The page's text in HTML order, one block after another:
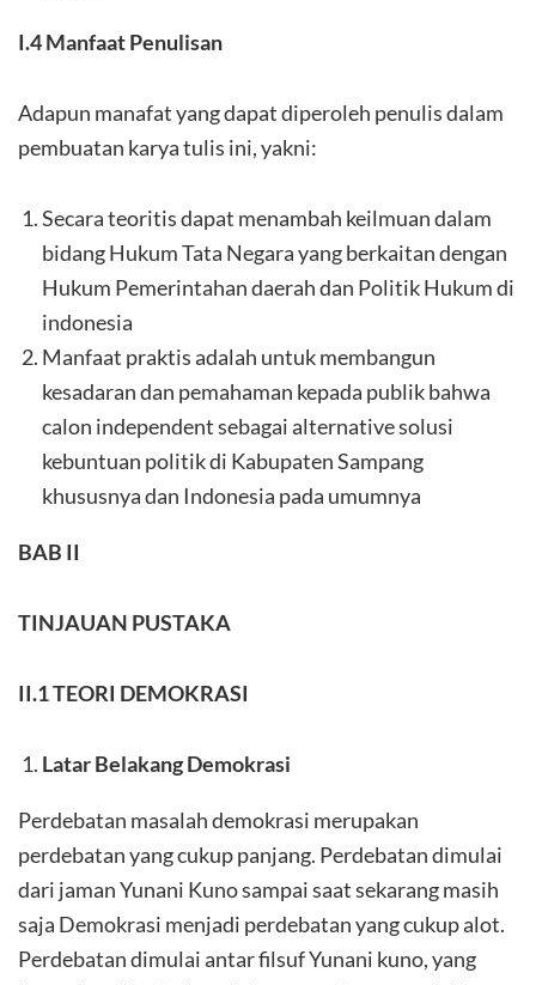
I.4 Manfaat Penulisan
Adapun manafat yang dapat diperoleh penulis dalam
pembuatan karya tulis ini, yakni:
Secara teoritis dapat menambah keilmuan dalam
bidang Hukum Tata Negara yang berkaitan dengan
Hukum Pemerintahan daerah dan Politik Hukum di
indonesia
Manfaat praktis adalah untuk membangun
kesadaran dan pemahaman kepada publik bahwa
calon independent sebagai alternative solusi
kebuntuan politik di Kabupaten Sampang
khususnya dan Indonesia pada umumnya
BAB II
TINJAUAN PUSTAKA
II.1 TEORI DEMOKRASI
Latar Belakang Demokrasi
Perdebatan masalah demokrasi merupakan
perdebatan yang cukup panjang. Perdebatan dimulai
dari jaman Yunani Kuno sampai saat sekarang masih
saja Demokrasi menjadi perdebatan yang cukup alot.
Perdebatan dimulai antar filsuf Yunani kuno, yang